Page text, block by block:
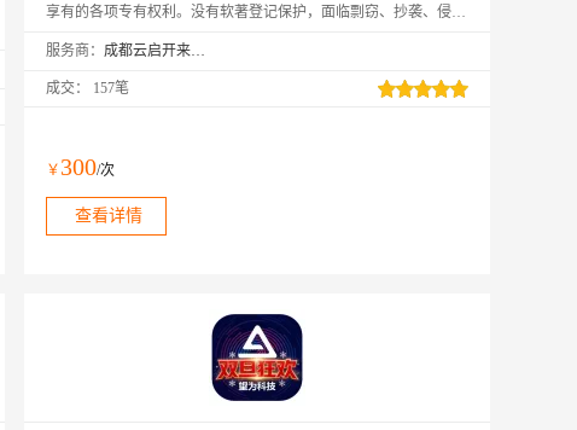
享有的各项专有权利。没有软著登记保护，面临剽窃、抄袭、侵权
服务商：
成都云启开来科技发展有限公司
成交： 157笔
￥ 300/次
查看详情